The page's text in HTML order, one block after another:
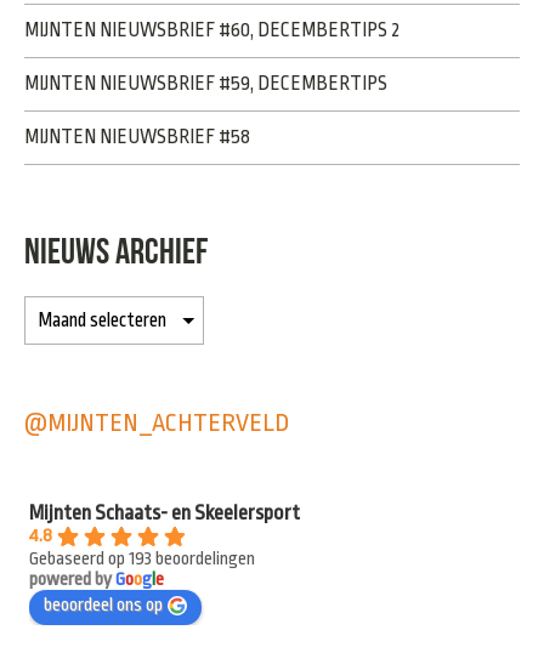
MIJNTEN NIEUWSBRIEF #60, DECEMBERTIPS 2
MIJNTEN NIEUWSBRIEF #59, DECEMBERTIPS
MIJNTEN NIEUWSBRIEF #58
NIEUWS ARCHIEF
@MIJNTEN_ACHTERVELD
Mijnten Schaats- en Skeelersport
4.8
Gebaseerd op 193 beoordelingen
powered byGooge
beoordeel ons op